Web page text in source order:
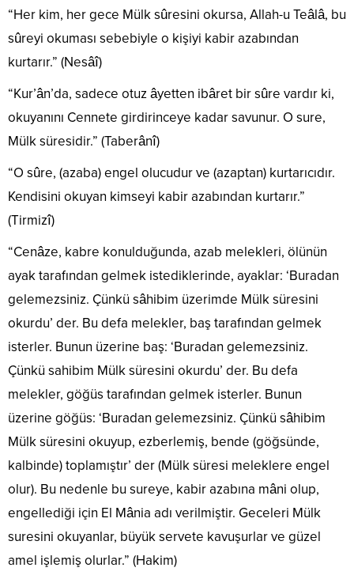
“Her kim, her gece Mülk sûresini okursa, Allah-u Teâlâ, bu
sûreyi okuması sebebiyle o kişiyi kabir azabından
kurtarır.” (Nesâî)
“Kur’ân’da, sadece otuz âyetten ibâret bir sûre vardır ki,
okuyanını Cennete girdirinceye kadar savunur. O sure,
Mülk süresidir.” (Taberânî)
“O sûre, (azaba) engel olucudur ve (azaptan) kurtarıcıdır.
Kendisini okuyan kimseyi kabir azabından kurtarır.”
(Tirmizî)
“Cenâze, kabre konulduğunda, azab melekleri, ölünün
ayak tarafından gelmek istediklerinde, ayaklar: ‘Buradan
gelemezsiniz. Çünkü sâhibim üzerimde Mülk süresini
okurdu’ der. Bu defa melekler, baş tarafından gelmek
isterler. Bunun üzerine baş: ‘Buradan gelemezsiniz.
Çünkü sahibim Mülk süresini okurdu’ der. Bu defa
melekler, göğüs tarafından gelmek isterler. Bunun
üzerine göğüs: ‘Buradan gelemezsiniz. Çünkü sâhibim
Mülk süresini okuyup, ezberlemiş, bende (göğsünde,
kalbinde) toplamıştır’ der (Mülk süresi meleklere engel
olur). Bu nedenle bu sureye, kabir azabına mâni olup,
engellediği için El Mânia adı verilmiştir. Geceleri Mülk
suresini okuyanlar, büyük servete kavuşurlar ve güzel
amel işlemiş olurlar.” (Hakim)